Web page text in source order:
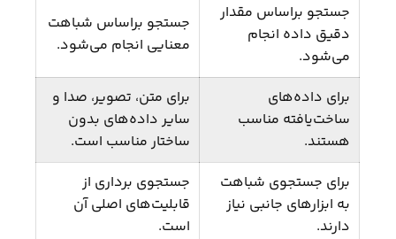
جستجو براساس مقدار
دقیق داده انجام
می‌شود.
جستجو براساس شباهت
معنایی انجام می‌شود.
برای داده‌های
ساخت‌یافته مناسب
هستند.
برای متن، تصویر، صدا و
سایر داده‌های بدون
ساختار مناسب است.
برای جستجوی شباهت
به ابزارهای جانبی نیاز
دارند.
جستجوی برداری از
قابلیت‌های اصلی آن
است.